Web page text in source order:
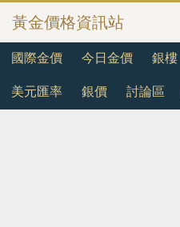
黃金價格資訊站
國際金價 今日金價 銀樓
美元匯率 銀價 討論區